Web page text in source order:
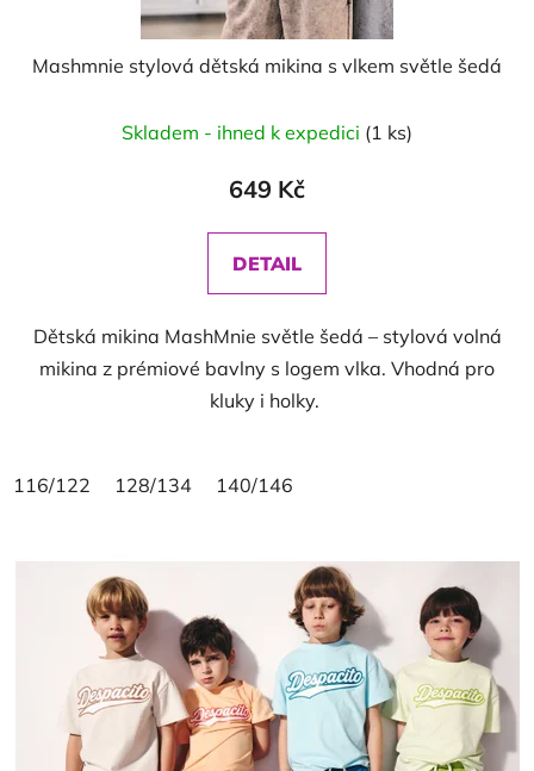
Mashmnie stylová dětská mikina s vlkem světle šedá
Skladem - ihned k expedici (1 ks)
649 Kč
DETAIL
Dětská mikina MashMnie světle šedá – stylová volná
mikina z prémiové bavlny s logem vlka. Vhodná pro
kluky i holky.
116/122 128/134 140/146